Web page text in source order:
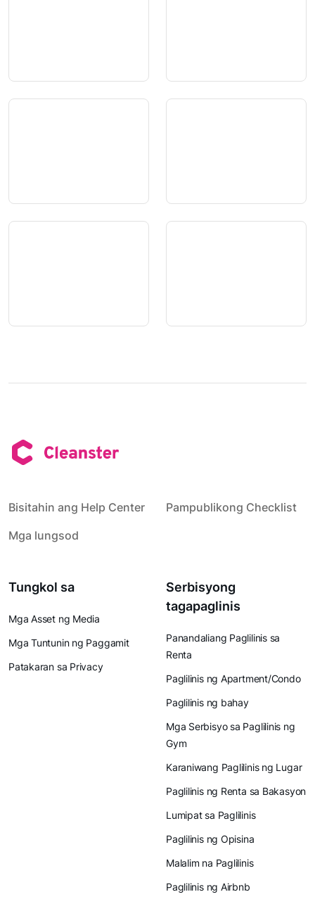
Bisitahin ang Help Center
Pampublikong Checklist
Mga lungsod
Tungkol sa
Mga Asset ng Media
Mga Tuntunin ng Paggamit
Patakaran sa Privacy
Serbisyong
tagapaglinis
Panandaliang Paglilinis sa
Renta
Paglilinis ng Apartment/Condo
Paglilinis ng bahay
Mga Serbisyo sa Paglilinis ng
Gym
Karaniwang Paglilinis ng Lugar
Paglilinis ng Renta sa Bakasyon
Lumipat sa Paglilinis
Paglilinis ng Opisina
Malalim na Paglilinis
Paglilinis ng Airbnb